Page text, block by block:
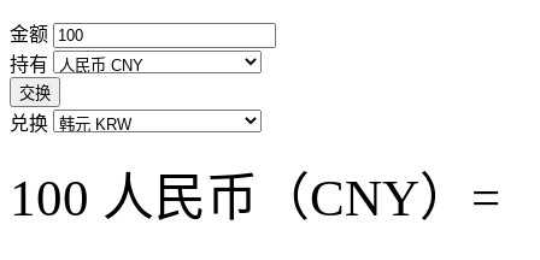
金额
持有
交换
兑换
100 人民币（CNY）=